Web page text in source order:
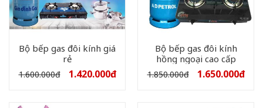
Bộ bếp gas đôi kính giá
rẻ
1.600.000đ 1.420.000đ
Bộ bếp gas đôi kính
hồng ngoại cao cấp
1.850.000đ 1.650.000đ